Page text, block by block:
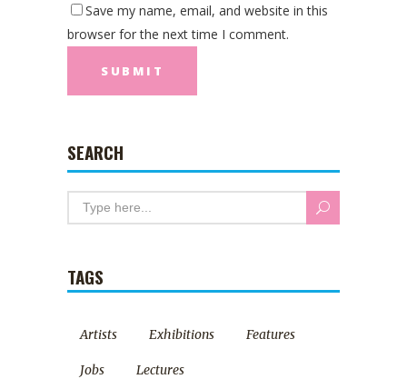
Save my name, email, and website in this
browser for the next time I comment.
SEARCH
TAGS
Artists Exhibitions Features
Jobs Lectures